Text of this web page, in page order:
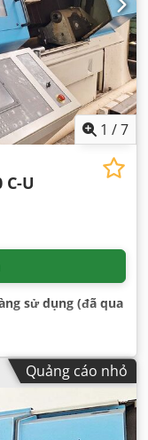
1 /7
C-U
sử dụng (đã qua
Quảng cáo nhỏ